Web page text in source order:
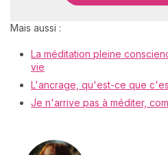
Mais aussi :
La méditation pleine
vie
L'ancrage, qu'est-ce que
Je n'arrive pas à méditer,